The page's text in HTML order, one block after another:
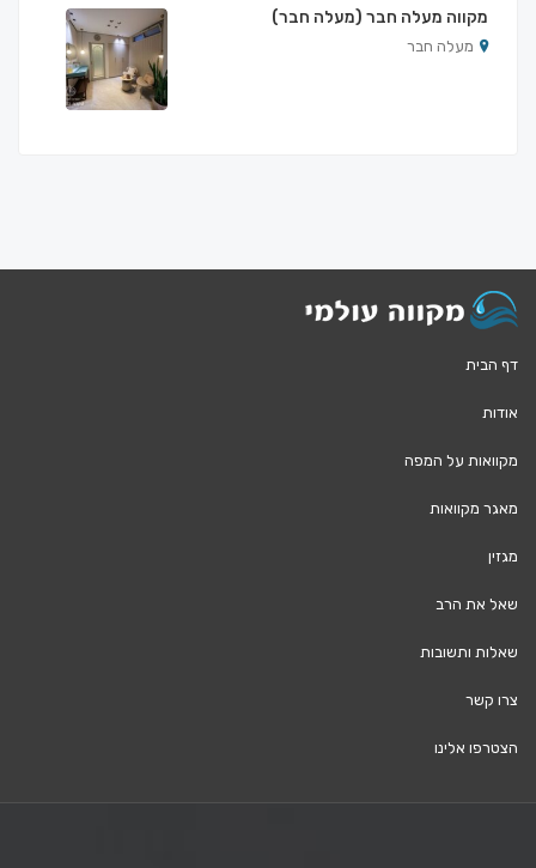
מקווה מעלה חבר (מעלה חבר)
מעלה חבר
דף הבית
אודות
מקוואות על המפה
מאגר מקוואות
מגזין
שאל את הרב
שאלות ותשובות
צרו קשר
הצטרפו אלינו